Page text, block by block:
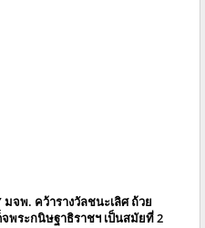
มจพ. คว้ารางวัลชนะเลิศ ถ้วย
พระกนิษฐาธิราชฯ เป็นสมัยที่ 2